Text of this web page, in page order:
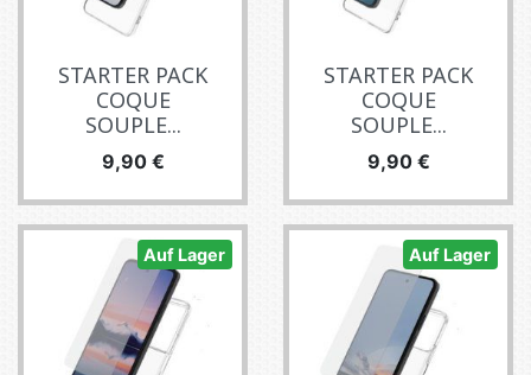
STARTER PACK
COQUE
SOUPLE...
Preis
9,90 €
STARTER PACK
COQUE
SOUPLE...
Preis
9,90 €
Auf Lager Auf Lager